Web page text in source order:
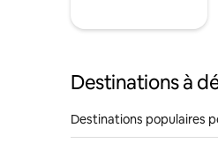
Destinations à
Destinations populaires